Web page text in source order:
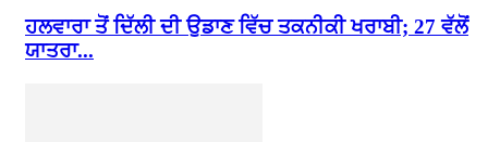
ਹਲਵਾਰਾ ਤੋਂ ਦਿੱਲੀ ਦੀ ਉਡਾਣ ਵਿੱਚ ਤਕਨੀਕੀ ਖਰਾਬੀ; 27 ਵੱਲੋਂ
ਯਾਤਰਾ...